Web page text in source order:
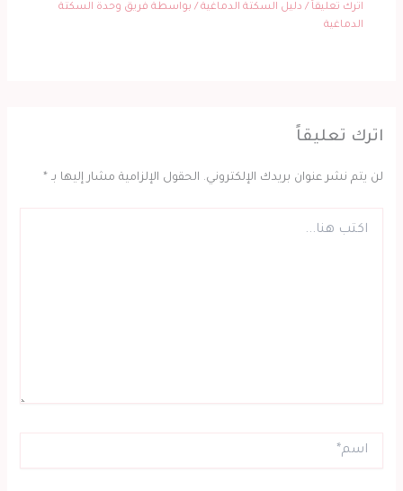
اترك تعليقاً / دليل السكتة الدماغية / بواسطة فريق وحدة السكتة
الدماغية
اترك تعليقاً
لن يتم نشر عنوان بريدك الإلكتروني. الحقول الإلزامية مشار إليها بـ*
هنا...
اسم*